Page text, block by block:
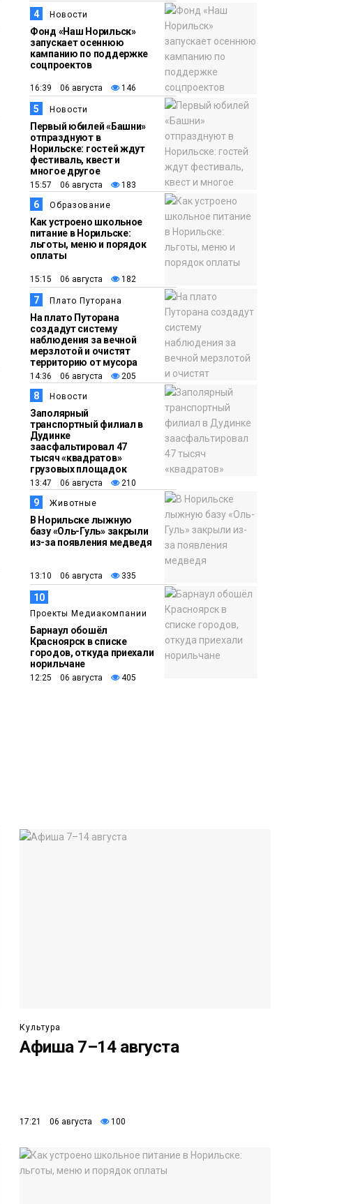
12:25
Медиакомпании
Барнаул обошёл
Красноярск в
списке городов,
откуда приехали
норильчане
4 Новости
Фонд «Наш Норильск»
запускает осеннюю
кампанию по поддержке
соцпроектов
16:39 06 августа 146
5 Новости
Первый юбилей «Башни»
отпразднуют в
Норильске: гостей ждут
фестиваль, квест и
многое другое
15:57 06 августа 183
6 Образование
Как устроено школьное
питание в Норильске:
льготы, меню и порядок
оплаты
15:15 06 августа 182
7 Плато Путорана
На плато Путорана
создадут систему
наблюдения за вечной
мерзлотой и очистят
территорию от мусора
14:36 06 августа 205
8 Новости
Заполярный
транспортный филиал в
Дудинке
заасфальтировал 47
тысяч «квадратов»
грузовых площадок
13:47 06 августа 210
9 Животные
В Норильске лыжную
базу «Оль-Гуль» закрыли
из-за появления медведя
13:10 06 августа 335
10
Проекты Медиакомпании
Барнаул обошёл
Красноярск в списке
городов, откуда приехали
норильчане
12:25 06 августа 405
Культура
Афиша 7–14 августа
17:21 06 августа 100